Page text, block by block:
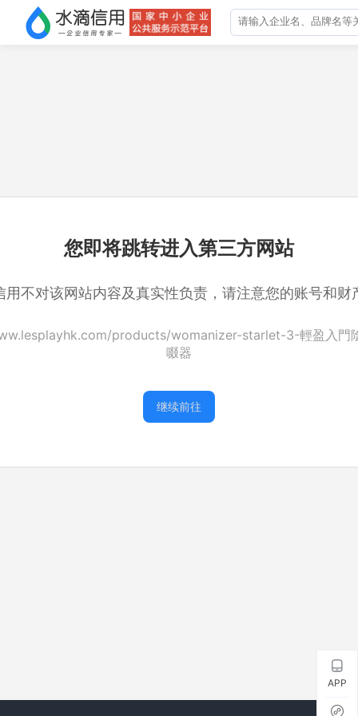
您即将跳转进入第三方网站
用不对该网站内容及真实性负责，请注意您的账号和财
products/womanizer-starlet-3-輕盈入門
啜器
继续前往
APP